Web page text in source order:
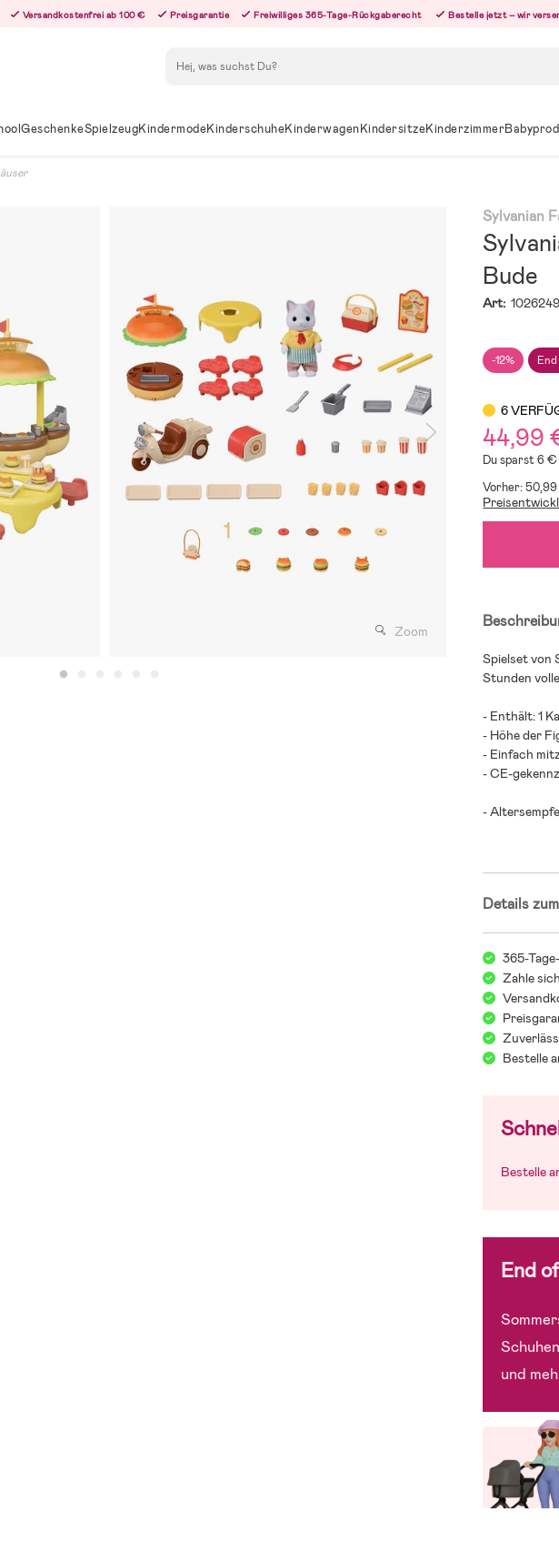
Versandkostenfrei ab 100 € Preisgarantie Freiwilliges 365-Tage-Rückgaberecht Bestelle jetzt – wir
GeschenkeSpielzeugKindermodeKinderschuheKinderwagenKindersitzeKinderzimmer
Zoom
Sylvanian
Bude
Art:
-12%
6
44,99
Du sparst 6 €
Vorher:
Spielset von
Stunden
- Enthält: 1
- Höhe der
- Einfach
- CE-
-
Details
365-
Zahle
Bestelle
Bestelle
End
und